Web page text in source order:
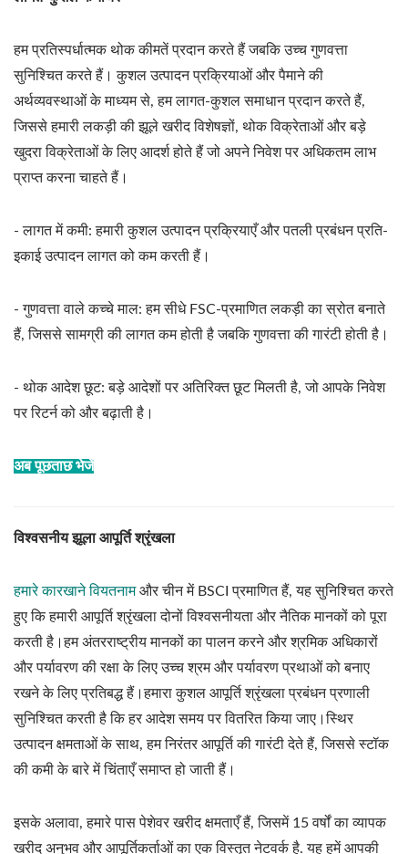
हम प्रतिस्पर्धात्मक थोक कीमतें प्रदान करते हैं जबकि उच्च गुणवत्ता
सुनिश्चित करते हैं। कुशल उत्पादन प्रक्रियाओं और पैमाने की
अर्थव्यवस्थाओं के माध्यम से, हम लागत-कुशल समाधान प्रदान करते हैं,
जिससे हमारी लकड़ी की झूले खरीद विशेषज्ञों, थोक विक्रेताओं और बड़े
खुदरा विक्रेताओं के लिए आदर्श होते हैं जो अपने निवेश पर अधिकतम लाभ
प्राप्त करना चाहते हैं।
- लागत में कमी: हमारी कुशल उत्पादन प्रक्रियाएँ और पतली प्रबंधन प्रति-
इकाई उत्पादन लागत को कम करती हैं।
- गुणवत्ता वाले कच्चे माल: हम सीधे FSC-प्रमाणित लकड़ी का स्रोत बनाते
हैं, जिससे सामग्री की लागत कम होती है जबकि गुणवत्ता की गारंटी होती है।
- थोक आदेश छूट: बड़े आदेशों पर अतिरिक्त छूट मिलती है, जो आपके निवेश
पर रिटर्न को और बढ़ाती है।
अब पूछताछ भेजें
विश्वसनीय झूला आपूर्ति श्रृंखला
हमारे कारखाने वियतनामऔर चीन में BSCI प्रमाणित हैं, यह सुनिश्चित करते
हुए कि हमारी आपूर्ति श्रृंखला दोनों विश्वसनीयता और नैतिक मानकों को पूरा
करती है।हम अंतरराष्ट्रीय मानकों का पालन करने और श्रमिक अधिकारों
और पर्यावरण की रक्षा के लिए उच्च श्रम और पर्यावरण प्रथाओं को बनाए
रखने के लिए प्रतिबद्ध हैं।हमारा कुशल आपूर्ति श्रृंखला प्रबंधन प्रणाली
सुनिश्चित करती है कि हर आदेश समय पर वितरित किया जाए।स्थिर
उत्पादन क्षमताओं के साथ, हम निरंतर आपूर्ति की गारंटी देते हैं, जिससे स्टॉक
की कमी के बारे में चिंताएँ समाप्त हो जाती हैं।
इसके अलावा, हमारे पास पेशेवर खरीद क्षमताएँ हैं,जिसमें 15 वर्षों का व्यापक
खरीद अनुभव और आपूर्तिकर्ताओं का एक विस्तृत नेटवर्क है. यह हमें आपकी